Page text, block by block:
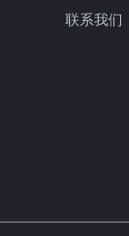
联系我们